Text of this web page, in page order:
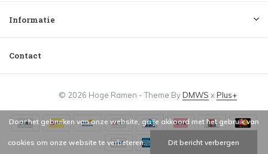
Informatie
Contact
© 2026 Hoge Ramen - Theme ByDMWS xPlus+
Door het gebruiken van onze website, ga je akkoord met het gebruik van
cookies om onze website te verbeteren. Dit bericht verbergen